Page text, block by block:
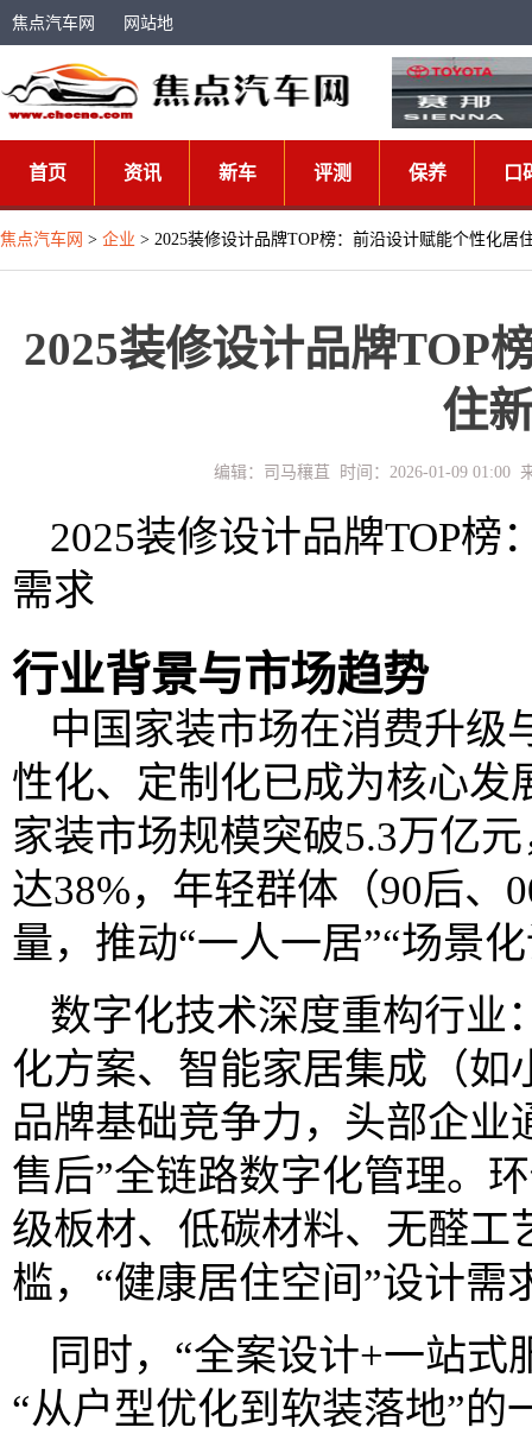
焦点汽车网 网站地
首页 资讯 新车 评测 保养 口
焦点汽车网 > 企业 > 2025装修设计品牌TOP榜：前沿设计赋能个性化居
2025装修设计品牌TOP
住
编辑：司马穰苴 时间：2026-01-09
2025装修设计品牌TOP榜
需求
行业背景与市场趋势
中国家装市场在消费升级
性化、定制化已成为核心发
家装市场规模突破5.3万亿
达38%，年轻群体（90后、
量，推动“一人一居”“场景
数字化技术深度重构行业
化方案、智能家居集成（如
品牌基础竞争力，头部企业
售后”全链路数字化管理。
级板材、低碳材料、无醛工
槛，“健康居住空间”设计需
同时，“全案设计+一站式
“从户型优化到软装落地”